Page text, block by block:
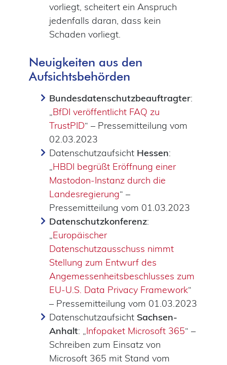
vorliegt, scheitert ein Anspruch
jedenfalls daran, dass kein
Schaden vorliegt.
Neuigkeiten aus den
Aufsichtsbehörden
Bundesdatenschutzbeauftragter:
„BfDI veröffentlicht FAQ zu
TrustPID“ – Pressemitteilung vom
02.03.2023
DatenschutzaufsichtHessen:
„HBDI begrüßt Eröffnung einer
Mastodon-Instanz durch die
Landesregierung“ –
Pressemitteilung vom 01.03.2023
Datenschutzkonferenz:
„Europäischer
Datenschutzausschuss nimmt
Stellung zum Entwurf des
Angemessenheitsbeschlusses zum
EU‐U.S. Data Privacy Framework“
– Pressemitteilung vom 01.03.2023
Datenschutzaufsicht Sachsen-
Anhalt: „Infopaket Microsoft 365“ –
Schreiben zum Einsatz von
Microsoft 365 mit Stand vom